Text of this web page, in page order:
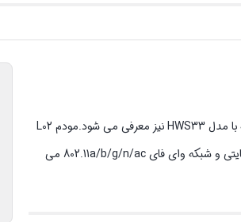
مودم UQ مدل L02 به سفارش اپراتور ژاپنی UQ و توسط شرکت هواوی تولید شده است. این دستگاه نسل جدید مودم L01S است که با مدل HWS33 نیز معرفی می شود.مودم L02
از سیمکارتهای اینترنت ثابت و یا TD-LTE و از بعضی از فرکانسهای FDD مانند B1 پشتیبانی می کند.L02 دارای دو عدد پورت لن گیگا بایتی و شبکه وای فای 802.11a/b/g/n/ac می